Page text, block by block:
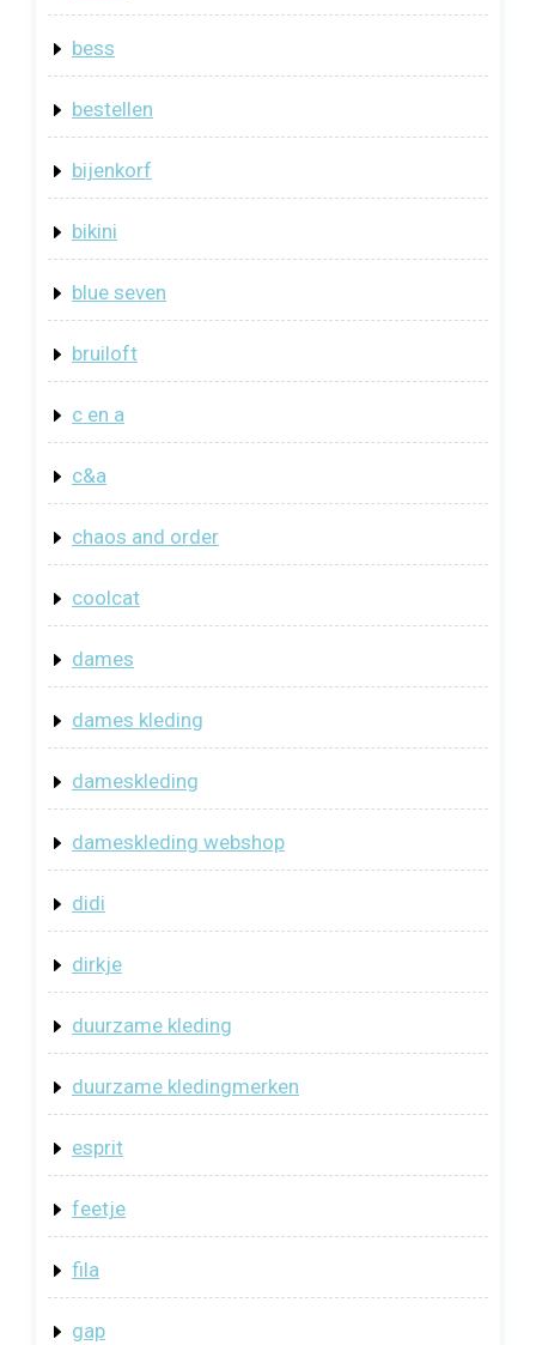
bess
bestellen
bijenkorf
bikini
blue seven
bruiloft
c en a
c&a
chaos and order
coolcat
dames
dames kleding
dameskleding
dameskleding webshop
didi
dirkje
duurzame kleding
duurzame kledingmerken
esprit
feetje
fila
gap